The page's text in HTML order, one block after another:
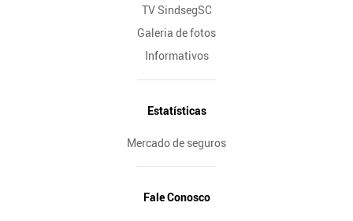
TV SindsegSC
Galeria de fotos
Informativos
Estatísticas
Mercado de seguros
Fale Conosco